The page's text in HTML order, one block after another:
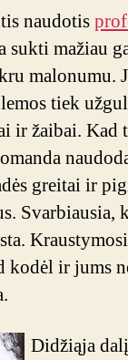
naudotis
sukti mažiau
tiek
ir žaibai.
greitai ir
Svarbiausia,
ir jums
Didžiąja